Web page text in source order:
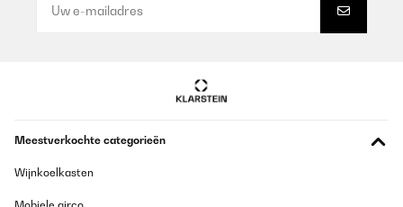
Meestverkochte categorieën
Wijnkoelkasten